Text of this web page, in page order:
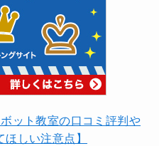
ット教室の口コミ評判や
しい注意点】